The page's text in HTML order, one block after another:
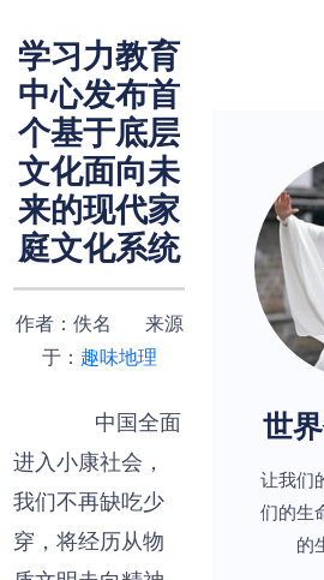
学习力教育
中心发布首
个基于底层
文化面向未
来的现代家
庭文化系统
作者：佚名 来源
于： 趣味地理
中国全面
进入小康社会，
我们不再缺吃少
穿，将经历从物
世
让我们
们的生
的